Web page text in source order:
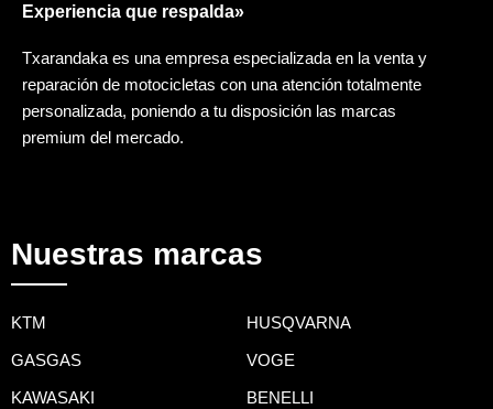
Experiencia que respalda»
Txarandaka es una empresa especializada en la venta y
reparación de motocicletas con una atención totalmente
personalizada, poniendo a tu disposición las marcas
premium del mercado.
Nuestras marcas
KTM HUSQVARNA
GASGAS VOGE
KAWASAKI BENELLI